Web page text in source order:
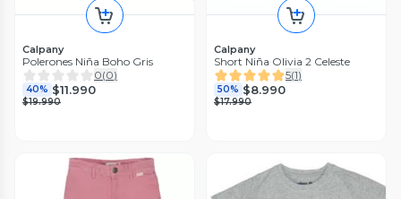
Calpany
Polerones Niña Boho Gris
0(0)
40% $11.990
$19.990
Calpany
Short Niña Olivia 2 Celeste
5(1)
50% $8.990
$17.990